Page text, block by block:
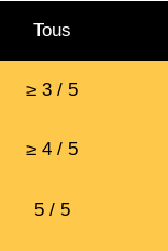
Tous
≥ 3 / 5
≥ 4 / 5
5 / 5